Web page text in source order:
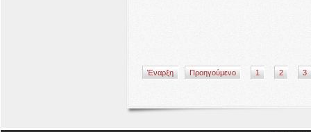
Έναρξη Προηγούμενο 1 2 3